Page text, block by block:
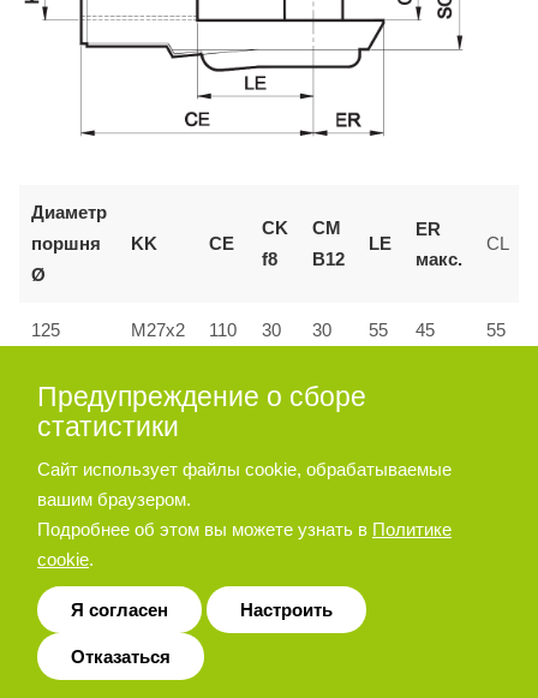
Диаметр
поршня
Ø
KK CE
CK
f8
CM
B12
LE
ER
макс.
CL
125 M27x2 110 30 30 55 45 55
160 и
200
M36x2 144 35 35
Позиционер штока
Предупреждение о сборе
статистики
Сайт использует файлы cookie, обрабатываемые
вашим браузером.
Подробнее об этом вы можете узнать в Политике
cookie.
Я согласен Настроить
Отказаться